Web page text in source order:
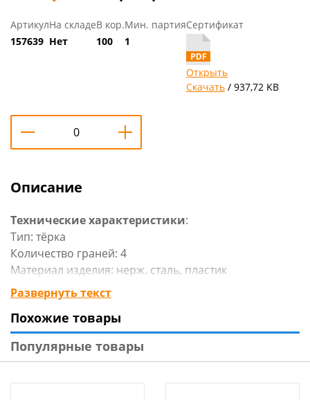
Артикул
157639
На складе
Нет
В кор.
100
Мин. партия
1
Сертификат
Открыть
Скачать / 937,72 KB
Описание
Технические характеристики:
Тип: тёрка
Количество граней: 4
Материал изделия: нерж. сталь, пластик
Цвет: чёрный/серебристый
Бренд: «Никис»
Страна-изготовитель: Россия
Развернуть текст
Похожие товары
Популярные товары